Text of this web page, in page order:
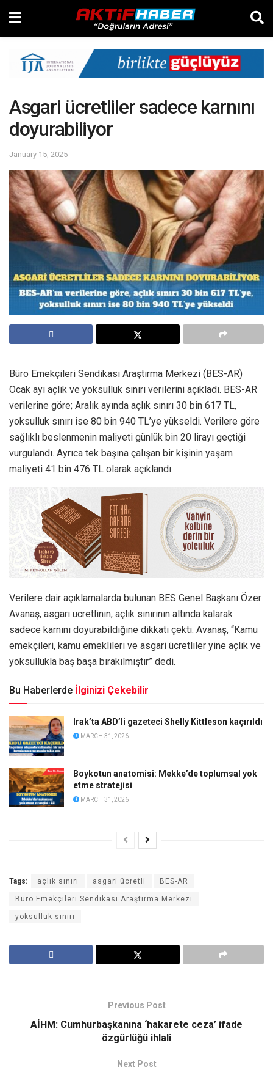
Asgari ücretliler sadece karnını
doyurabiliyor
January 15, 2025
Büro Emekçileri Sendikası Araştırma Merkezi (BES-AR)
Ocak ayı açlık ve yoksulluk sınırı verilerini açıkladı. BES-AR
verilerine göre; Aralık ayında açlık sınırı 30 bin 617 TL,
yoksulluk sınırı ise 80 bin 940 TL’ye yükseldi. Verilere göre
sağlıklı beslenmenin maliyeti günlük bin 20 lirayı geçtiği
vurgulandı. Ayrıca tek başına çalışan bir kişinin yaşam
maliyeti 41 bin 476 TL olarak açıklandı.
Verilere dair açıklamalarda bulunan BES Genel Başkanı Özer
Avanaş, asgari ücretlinin, açlık sınırının altında kalarak
sadece karnını doyurabildiğine dikkati çekti. Avanaş, “Kamu
emekçileri, kamu emeklileri ve asgari ücretliler yine açlık ve
yoksullukla baş başa bırakılmıştır” dedi.
Bu Haberlerde İlginizi Çekebilir
Irak’ta ABD’li gazeteci Shelly Kittleson kaçırıldı
MARCH 31, 2026
Boykotun anatomisi: Mekke’de toplumsal yok
etme stratejisi
MARCH 31, 2026
Tags: açlık sınırı asgari ücretli BES-AR
Büro Emekçileri Sendikası Araştırma Merkezi
yoksulluk sınırı
Previous Post
AİHM: Cumhurbaşkanına ‘hakarete ceza’ ifade
özgürlüğü ihlali
Next Post